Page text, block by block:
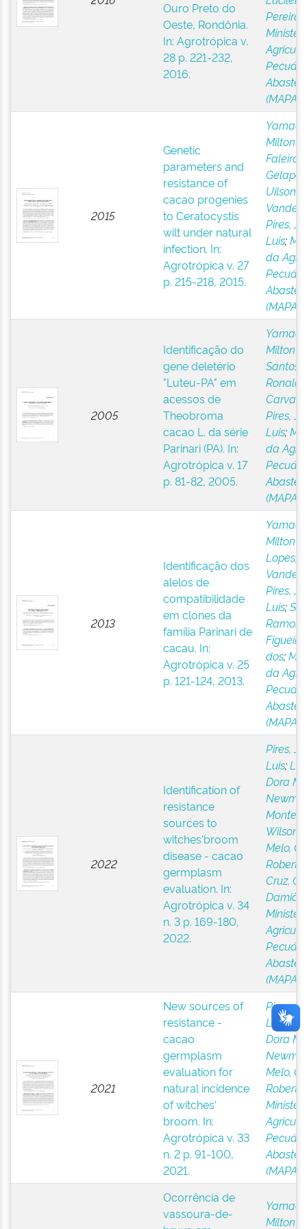
Ouro Preto do
Oeste, Rondônia.
In: Agrotrópica v.
28 p. 221-232,
2016.
Pereira
(MAPA)
2015
Genetic
parameters and
resistance of
cacao progenies
to Ceratocystis
wilt under natural
infection. In:
Agrotrópica v. 27
p. 215-218, 2015.
Milton
Faleiro,
Gelape
Uilson
Pires,
Luis;
da
(MAPA)
2005
Identificação do
gene deletério
"Luteu-PA" em
acessos de
Theobroma
cacao L. da série
Parinari (PA). In:
Agrotrópica v. 17
p. 81-82, 2005.
Milton
Santos,
Ronaldo
Pires,
Luis;
da
(MAPA)
2013
Identificação dos
alelos de
compatibilidade
em clones da
família Parinari de
cacau. In:
Agrotrópica v. 25
p. 121-124, 2013.
Milton
Lopes,
Pires,
Luis;
Ramon
dos;
da
(MAPA)
2022
Identification of
resistance
sources to
witches'broom
disease - cacao
germplasm
evaluation. In:
Agrotrópica v. 34
n. 3 p. 169-180,
2022.
Pires,
Luis;
Dora M.
Wilson
Melo,
Roberto
Cruz,
Damião
(MAPA)
2021
New sources of
resistance -
cacao
germplasm
evaluation for
natural incidence
of witches'
broom. In:
Agrotrópica v. 33
n. 2 p. 91-100,
2021.
Pires,
Luis;
Dora
Melo,
Roberto
(MAPA)
Ocorrência de
vassoura-de-
Milton